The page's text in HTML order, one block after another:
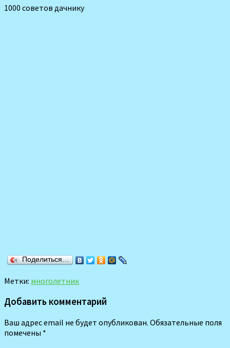
1000 советов дачнику
Поделиться…
Метки: многолетник
Добавить комментарий
Ваш адрес email не будет опубликован. Обязательные поля
помечены *